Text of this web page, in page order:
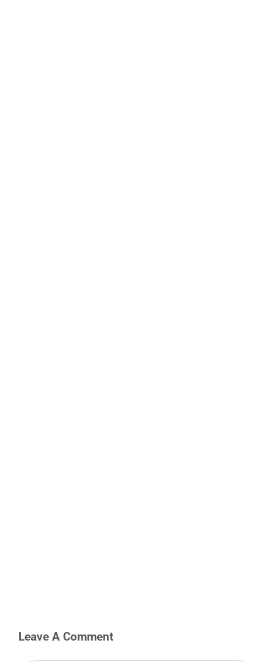
Leave A Comment